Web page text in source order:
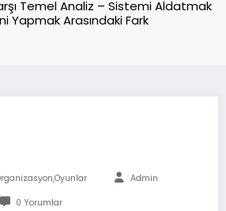
Temel Analiz – Sistemi Aldatmak
Yapmak Arasındaki Fark
Admin
0 Yorumlar